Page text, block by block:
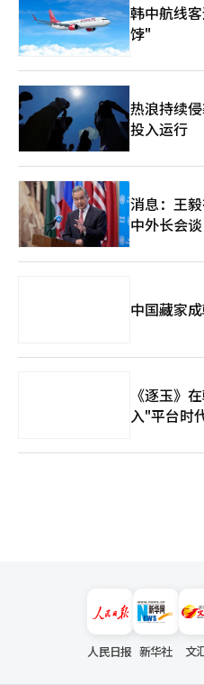
韩中航线
饽"
热浪持续
投入运行
消息：王
中外长会谈
中国藏家
《逐玉》
入"平台时
人民日报 新华社 文